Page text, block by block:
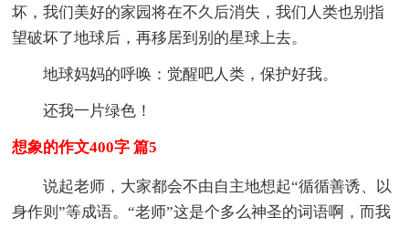
坏，我们美好的家园将在不久后消失，我们人类也别指
望破坏了地球后，再移居到别的星球上去。
地球妈妈的呼唤：觉醒吧人类，保护好我。
还我一片绿色！
想象的作文400字 篇5
说起老师，大家都会不由自主地想起“循循善诱、以
身作则”等成语。“老师”这是个多么神圣的词语啊，而我